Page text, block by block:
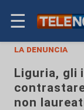
☰
la denuncia
Liguria, gli
non